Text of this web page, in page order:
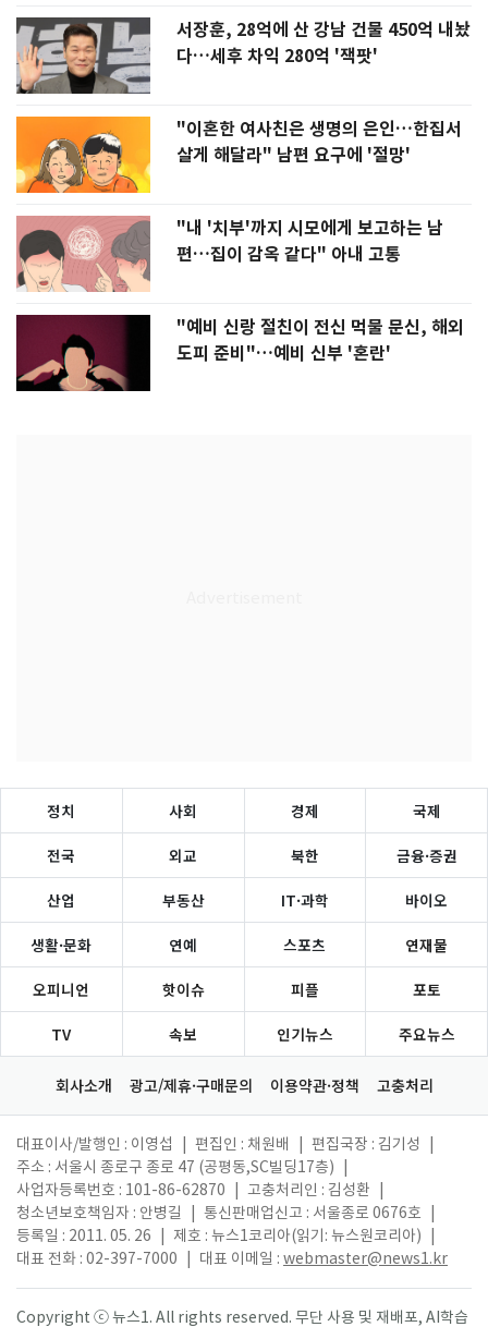
서장훈, 28억에 산 강남 건물 450억 내놨
다…세후 차익 280억 '잭팟'
"이혼한 여사친은 생명의 은인…한집서
살게 해달라" 남편 요구에 '절망'
"내 '치부'까지 시모에게 보고하는 남
편…집이 감옥 같다" 아내 고통
"예비 신랑 절친이 전신 먹물 문신, 해외
도피 준비"…예비 신부 '혼란'
정치 사회 경제 국제
전국 외교 북한 금융·증권
산업 부동산 IT·과학 바이오
생활·문화 연예 스포츠 연재물
오피니언 핫이슈 피플 포토
TV 속보 인기뉴스 주요뉴스
회사소개 광고/제휴·구매문의 이용약관·정책 고충처리
대표이사/발행인 : 이영섭 편집인 : 채원배 편집국장 : 김기성
주소 : 서울시 종로구 종로 47 (공평동,SC빌딩17층)
사업자등록번호 : 101-86-62870
고충처리인 : 김성환
청소년보호책임자 : 안병길
통신판매업신고 : 서울종로 0676호
등록일 : 2011. 05. 26
제호 : 뉴스1코리아(읽기: 뉴스원코리아)
대표 전화 : 02-397-7000
대표 이메일 : webmaster@news1.kr
Copyright ⓒ 뉴스1. All rights reserved. 무단 사용 및 재배포, AI학습